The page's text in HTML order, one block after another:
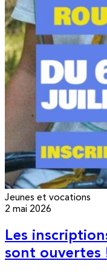
Jeunes et vocations
2 mai 2026
Les
sont ouvertes